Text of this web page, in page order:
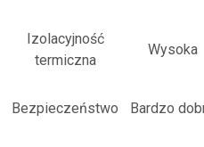
Izolacyjność
termiczna
Wysoka
Bezpieczeństwo Bardzo